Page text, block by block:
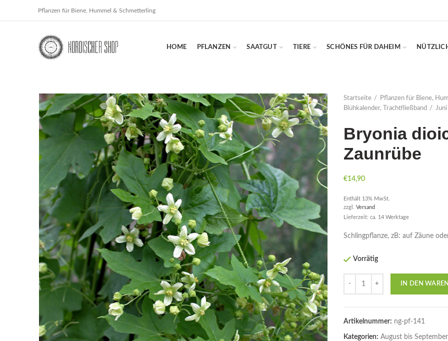
Pflanzen für Biene, Hummel & Schmetterling
HOME PFLANZEN SAATGUT TIERE SCHÖNES FÜR DAHEIM
Startseite
Pflanzen für Biene,
Blühkalender, Trachtfließband
Juni
Bryonia
Zaunrübe
€14,90
Enthält 13% MwSt.
zzgl. Versand
Lieferzeit: ca. 14 Werktage
Schlingpflanze, zB: auf Zäune
Vorrätig
IN DEN
Artikelnummer: ng-pf-141
Kategorien: August bis September